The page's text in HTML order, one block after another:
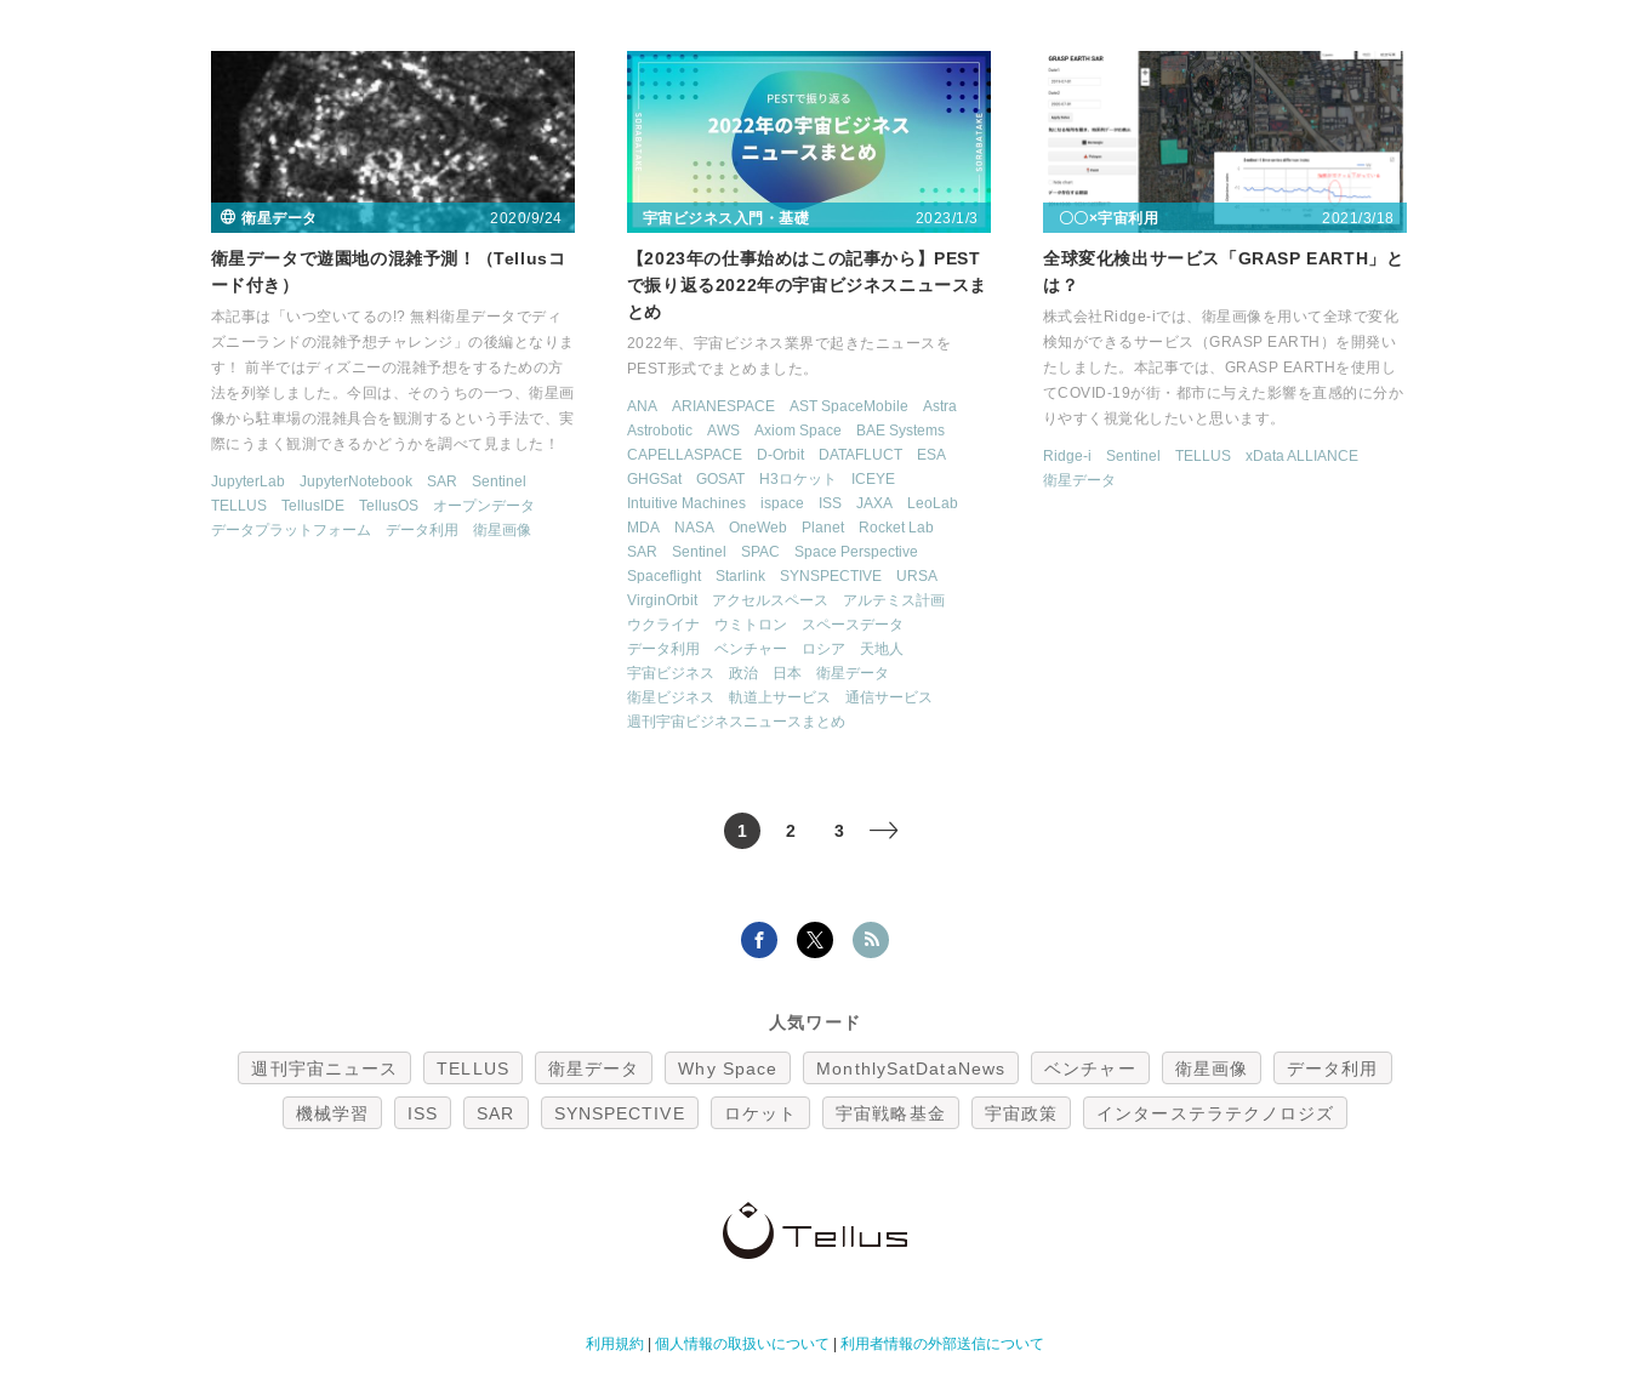
衛星データ 2020/9/24
衛星データで遊園地の混雑予測！（Tellusコ
ード付き）
本記事は「いつ空いてるの!? 無料衛星データでディ
ズニーランドの混雑予想チャレンジ」の後編となりま
す！ 前半ではディズニーの混雑予想をするための方
法を列挙しました。今回は、そのうちの一つ、衛星画
像から駐車場の混雑具合を観測するという手法で、実
際にうまく観測できるかどうかを調べて見ました！
JupyterLab JupyterNotebook SAR
Sentinel
TELLUS
TellusIDE TellusOS
オープンデータ
データプラットフォーム
データ利用 衛星画像
宇宙ビジネス入門・基礎 2023/1/3
【2023年の仕事始めはこの記事から】PEST
で振り返る2022年の宇宙ビジネスニュースま
とめ
2022年、宇宙ビジネス業界で起きたニュースを
PEST形式でまとめました。
ANA ARIANESPACE AST SpaceMobile
Astra
Astrobotic
AWS Axiom Space
BAE Systems
CAPELLASPACE
D-Orbit DATAFLUCT
ESA
GHGSat
GOSAT H3ロケット
ICEYE
Intuitive Machines
ispace ISS JAXA
LeoLab
MDA
NASA OneWeb Planet
Rocket Lab
SAR
Sentinel SPAC
Space Perspective
Spaceflight
Starlink SYNSPECTIVE
URSA
VirginOrbit
アクセルスペース
アルテミス計画
ウクライナ
ウミトロン
スペースデータ
データ利用
ベンチャー ロシア
天地人
宇宙ビジネス
政治 日本
衛星データ
衛星ビジネス
軌道上サービス
通信サービス
週刊宇宙ビジネスニュースまとめ
〇〇×宇宙利用 2021/3/18
全球変化検出サービス「GRASP EARTH」と
は？
株式会社Ridge-iでは、衛星画像を用いて全球で変化
検知ができるサービス（GRASP EARTH）を開発い
たしました。本記事では、GRASP EARTHを使用し
てCOVID-19が街・都市に与えた影響を直感的に分か
りやすく視覚化したいと思います。
Ridge-i Sentinel TELLUS
xData ALLIANCE
衛星データ
1 2 3 >
人気ワード
週刊宇宙ニュース TELLUS 衛星データ Why Space MonthlySatDataNews ベンチャー 衛星画像 データ利用
機械学習 ISS SAR SYNSPECTIVE ロケット 宇宙戦略基金 宇宙政策 インターステラテクノロジズ
利用規約 個人情報の取扱いについて 利用者情報の外部送信について